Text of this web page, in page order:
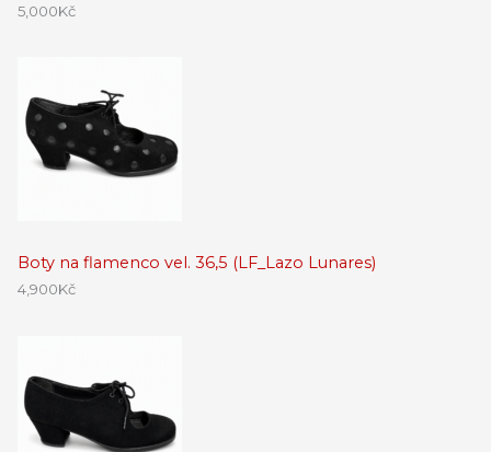
5,000Kč
Boty na flamenco vel. 36,5 (LF_Lazo Lunares)
4,900Kč